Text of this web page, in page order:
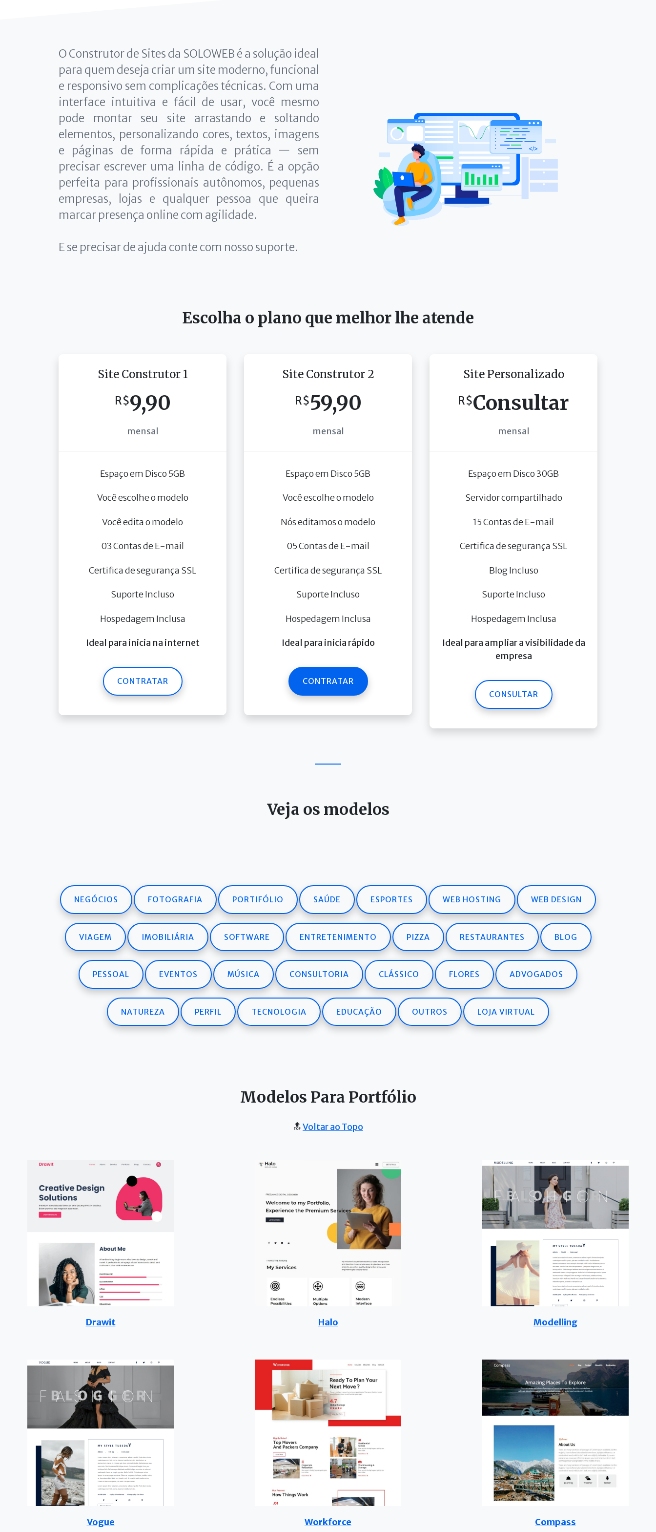
O Construtor de Sites da SOLOWEB é a solução ideal
para quem deseja criar um site moderno, funcional
e responsivo sem complicações técnicas. Com uma
interface intuitiva e fácil de usar, você mesmo
pode montar seu site arrastando e soltando
elementos, personalizando cores, textos, imagens
e páginas de forma rápida e prática — sem
precisar escrever uma linha de código. É a opção
perfeita para profissionais autônomos, pequenas
empresas, lojas e qualquer pessoa que queira
marcar presença online com agilidade.
E se precisar de ajuda conte com nosso suporte.
Escolha o plano que melhor lhe atende
Site Construtor 1
R$9,90
mensal
Espaço em Disco 5GB
Você escolhe o modelo
Você edita o modelo
03 Contas de E-mail
Certifica de segurança SSL
Suporte Incluso
Hospedagem Inclusa
Ideal para inicia na internet
CONTRATAR
Site Construtor 2
R$59,90
mensal
Espaço em Disco 5GB
Você escolhe o modelo
Nós editamos o modelo
05 Contas de E-mail
Certifica de segurança SSL
Suporte Incluso
Hospedagem Inclusa
Ideal para inicia rápido
CONTRATAR
Site Personalizado
R$Consultar
mensal
Espaço em Disco 30GB
Servidor compartilhado
15 Contas de E-mail
Certifica de segurança SSL
Blog Incluso
Suporte Incluso
Hospedagem Inclusa
Ideal para ampliar a visibilidade da
empresa
CONSULTAR
Veja os modelos
NEGÓCIOS FOTOGRAFIA PORTIFÓLIO SAÚDE ESPORTES WEB HOSTING WEB DESIGN
VIAGEM IMOBILIÁRIA SOFTWARE ENTRETENIMENTO PIZZA RESTAURANTES BLOG
PESSOAL EVENTOS MÚSICA CONSULTORIA CLÁSSICO FLORES ADVOGADOS
NATUREZA PERFIL TECNOLOGIA EDUCAÇÃO OUTROS LOJA VIRTUAL
Modelos Para Portfólio
🔝Voltar ao Topo
Drawit Halo Modelling
Vogue Workforce Compass